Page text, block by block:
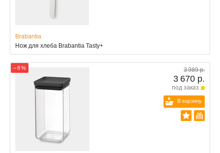
Brabantia
Нож для хлеба Brabantia Tasty+
− 8 % 3 989 р.
3 670 р.
под заказ
В корзину